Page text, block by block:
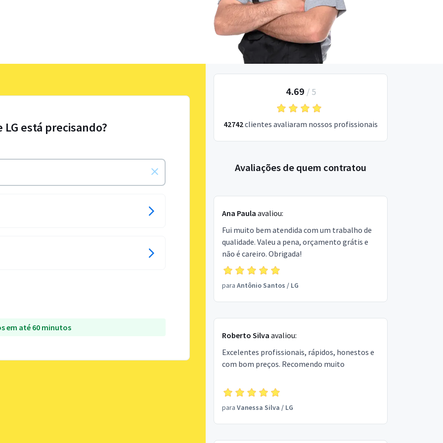
está precisando?
em até 60 minutos
4.69 / 5
42742clientes avaliaram nossos profissionais
Avaliações de quem contratou
Ana Paula avaliou:
Fui muito bem atendida com um trabalho de
qualidade. Valeu a pena, orçamento grátis e
não é careiro. Obrigada!
para Antônio Santos / LG
Roberto Silva avaliou:
Excelentes profissionais, rápidos, honestos e
com bom preços. Recomendo muito
para Vanessa Silva / LG